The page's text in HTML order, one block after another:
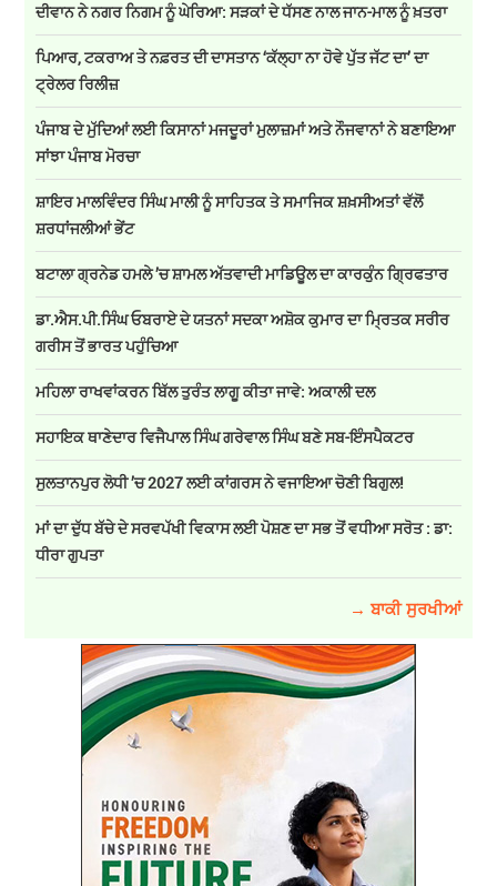
ਦੀਵਾਨ ਨੇ ਨਗਰ ਨਿਗਮ ਨੂੰ ਘੇਰਿਆ: ਸੜਕਾਂ ਦੇ ਧੱਸਣ ਨਾਲ ਜਾਨ-ਮਾਲ ਨੂੰ ਖ਼ਤਰਾ
ਪਿਆਰ, ਟਕਰਾਅ ਤੇ ਨਫ਼ਰਤ ਦੀ ਦਾਸਤਾਨ ‘ਕੱਲ੍ਹਾ ਨਾ ਹੋਵੇ ਪੁੱਤ ਜੱਟ ਦਾ’ ਦਾ
ਟ੍ਰੇਲਰ ਰਿਲੀਜ਼
ਪੰਜਾਬ ਦੇ ਮੁੱਦਿਆਂ ਲਈ ਕਿਸਾਨਾਂ ਮਜਦੂਰਾਂ ਮੁਲਾਜ਼ਮਾਂ ਅਤੇ ਨੌਜਵਾਨਾਂ ਨੇ ਬਣਾਇਆ
ਸਾਂਝਾ ਪੰਜਾਬ ਮੋਰਚਾ
ਸ਼ਾਇਰ ਮਾਲਵਿੰਦਰ ਸਿੰਘ ਮਾਲੀ ਨੂੰ ਸਾਹਿਤਕ ਤੇ ਸਮਾਜਿਕ ਸ਼ਖ਼ਸੀਅਤਾਂ ਵੱਲੋਂ
ਸ਼ਰਧਾਂਜਲੀਆਂ ਭੇਂਟ
ਬਟਾਲਾ ਗ੍ਰਨੇਡ ਹਮਲੇ ’ਚ ਸ਼ਾਮਲ ਅੱਤਵਾਦੀ ਮਾਡਿਊਲ ਦਾ ਕਾਰਕੁੰਨ ਗ੍ਰਿਫਤਾਰ
ਡਾ.ਐਸ.ਪੀ.ਸਿੰਘ ਓਬਰਾਏ ਦੇ ਯਤਨਾਂ ਸਦਕਾ ਅਸ਼ੋਕ ਕੁਮਾਰ ਦਾ ਮ੍ਰਿਤਕ ਸਰੀਰ
ਗਰੀਸ ਤੋਂ ਭਾਰਤ ਪਹੁੰਚਿਆ
ਮਹਿਲਾ ਰਾਖਵਾਂਕਰਨ ਬਿੱਲ ਤੁਰੰਤ ਲਾਗੂ ਕੀਤਾ ਜਾਵੇ: ਅਕਾਲੀ ਦਲ
ਸਹਾਇਕ ਥਾਣੇਦਾਰ ਵਿਜੈਪਾਲ ਸਿੰਘ ਗਰੇਵਾਲ ਸਿੰਘ ਬਣੇ ਸਬ-ਇੰਸਪੈਕਟਰ
ਸੁਲਤਾਨਪੁਰ ਲੋਧੀ ’ਚ 2027 ਲਈ ਕਾਂਗਰਸ ਨੇ ਵਜਾਇਆ ਚੋਣੀ ਬਿਗੁਲ!
ਮਾਂ ਦਾ ਦੁੱਧ ਬੱਚੇ ਦੇ ਸਰਵਪੱਖੀ ਵਿਕਾਸ ਲਈ ਪੋਸ਼ਣ ਦਾ ਸਭ ਤੋਂ ਵਧੀਆ ਸਰੋਤ : ਡਾ:
ਧੀਰਾ ਗੁਪਤਾ
→ ਬਾਕੀ ਸੁਰਖੀਆਂ